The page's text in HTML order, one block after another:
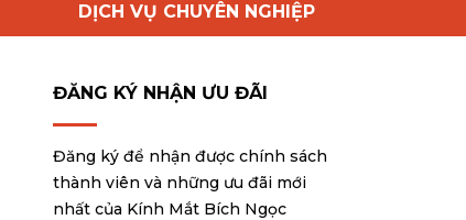
DỊCH VỤ CHUYÊN NGHIỆP
ĐĂNG KÝ NHẬN ƯU ĐÃI
Đăng ký để nhận được chính sách
thành viên và những ưu đãi mới
nhất của Kính Mắt Bích Ngọc